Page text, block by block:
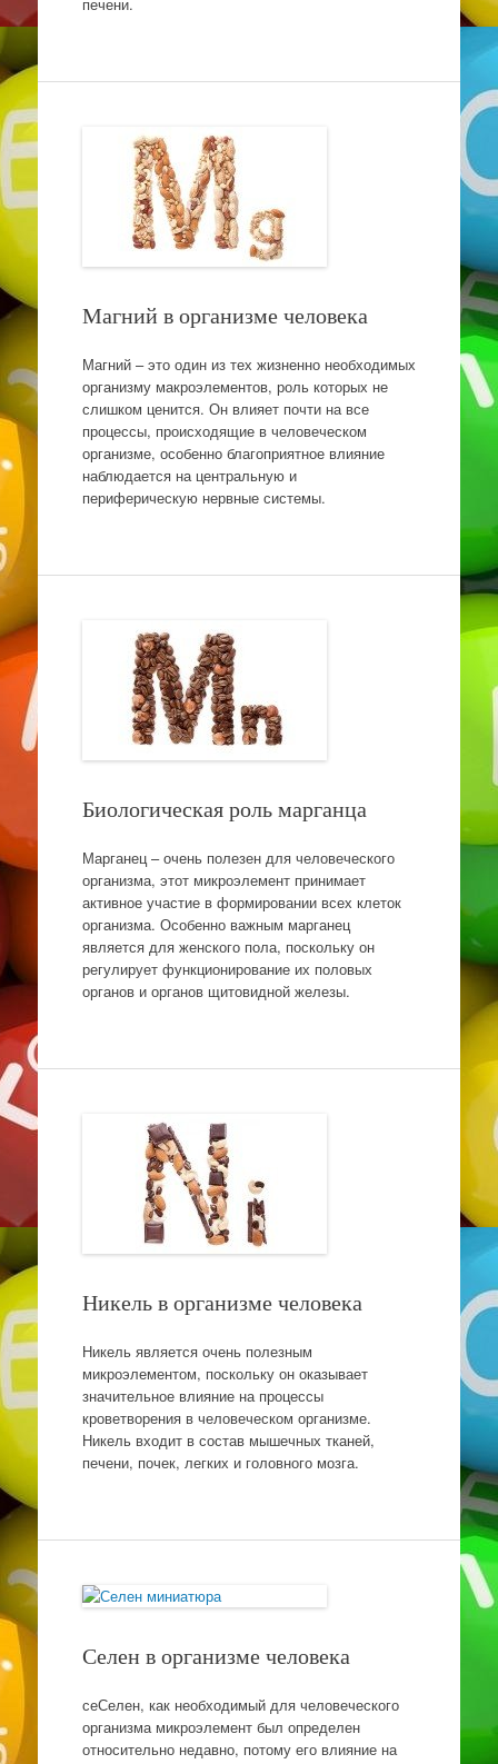
Магний в организме человека
Магний – это один из тех жизненно необходимых
организму макроэлементов, роль которых не
слишком ценится. Он влияет почти на все
процессы, происходящие в человеческом
организме, особенно благоприятное влияние
наблюдается на центральную и
периферическую нервные системы.
Биологическая роль марганца
Марганец – очень полезен для человеческого
организма, этот микроэлемент принимает
активное участие в формировании всех клеток
организма. Особенно важным марганец
является для женского пола, поскольку он
регулирует функционирование их половых
органов и органов щитовидной железы.
Никель в организме человека
Никель является очень полезным
микроэлементом, поскольку он оказывает
значительное влияние на процессы
кроветворения в человеческом организме.
Никель входит в состав мышечных тканей,
печени, почек, легких и головного мозга.
Селен в организме человека
сеСелен, как необходимый для человеческого
организма микроэлемент был определен
относительно недавно, потому его влияние на